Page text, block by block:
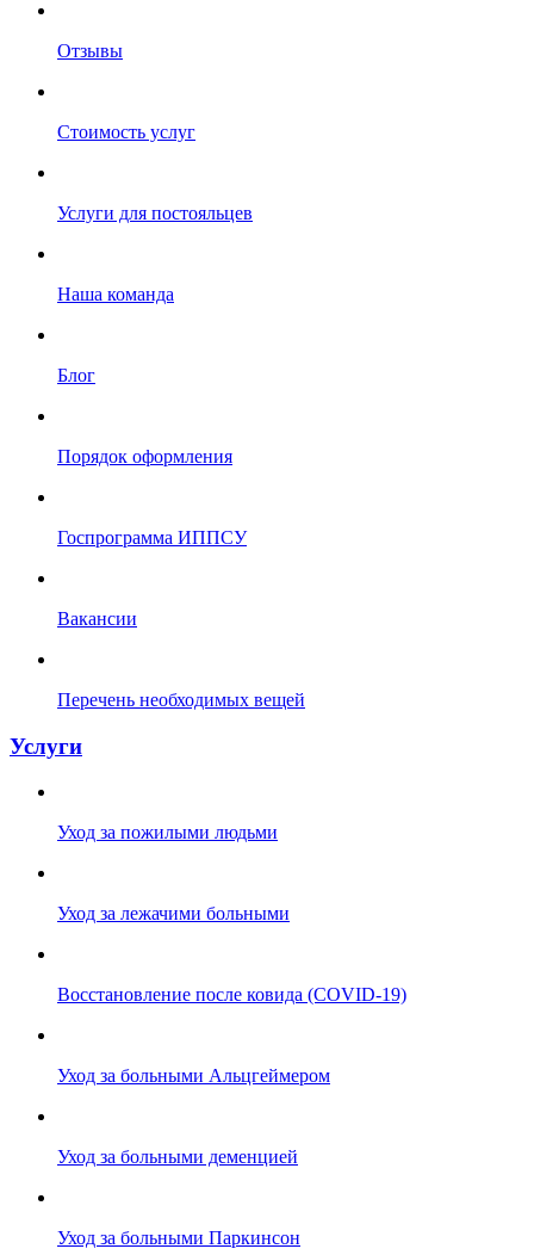
Отзывы
Стоимость услуг
Услуги для постояльцев
Наша команда
Блог
Порядок оформления
Госпрограмма ИППСУ
Вакансии
Перечень необходимых вещей
Услуги
Уход за пожилыми людьми
Уход за лежачими больными
Восстановление после ковида (COVID-19)
Уход за больными Альцгеймером
Уход за больными деменцией
Уход за больными Паркинсон